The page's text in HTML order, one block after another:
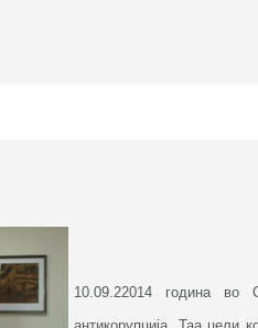
10.09.22014 година во